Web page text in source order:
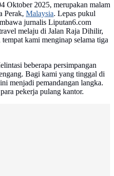
Oktober 2025, merupakan malam
Perak, Malaysia. Lepas pukul
jurnalis Liputan6.com
melaju di Jalan Raja Dihilir,
kami menginap selama tiga
beberapa persimpangan
Bagi kami yang tinggal di
menjadi pemandangan langka.
pekerja pulang kantor.